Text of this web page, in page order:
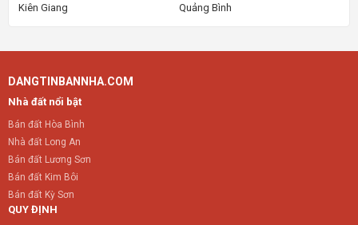
Kiên Giang
Quảng Bình
DANGTINBANNHA.COM
Nhà đất nổi bật
Bán đất Hòa Bình
Nhà đất Long An
Bán đất Lương Sơn
Bán đất Kim Bôi
Bán đất Kỳ Sơn
QUY ĐỊNH